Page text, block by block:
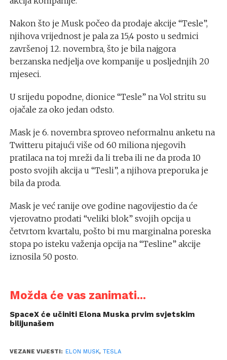
Nakon što je Musk počeo da prodaje akcije “Tesle”,
njihova vrijednost je pala za 15,4 posto u sedmici
završenoj 12. novembra, što je bila najgora
berzanska nedjelja ove kompanije u posljednjih 20
mjeseci.
U srijedu popodne, dionice “Tesle” na Vol stritu su
ojačale za oko jedan odsto.
Mask je 6. novembra sproveo neformalnu anketu na
Twitteru pitajući više od 60 miliona njegovih
pratilaca na toj mreži da li treba ili ne da proda 10
posto svojih akcija u “Tesli”, a njihova preporuka je
bila da proda.
Mask je već ranije ove godine nagovijestio da će
vjerovatno prodati “veliki blok” svojih opcija u
četvrtom kvartalu, pošto bi mu marginalna poreska
stopa po isteku važenja opcija na “Tesline” akcije
iznosila 50 posto.
Možda će vas zanimati...
SpaceX će učiniti Elona Muska prvim svjetskim
bilijunašem
VEZANE VIJESTI: ELON MUSK, TESLA